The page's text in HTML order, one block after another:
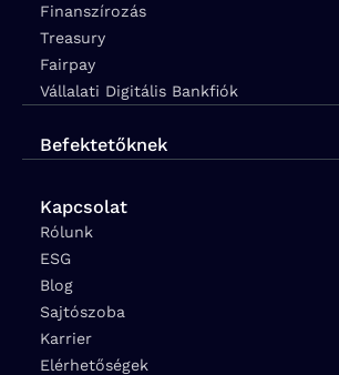
Finanszírozás
Treasury
Fairpay
Vállalati Digitális Bankfiók
Befektetőknek
Kapcsolat
Rólunk
ESG
Blog
Sajtószoba
Karrier
Elérhetőségek